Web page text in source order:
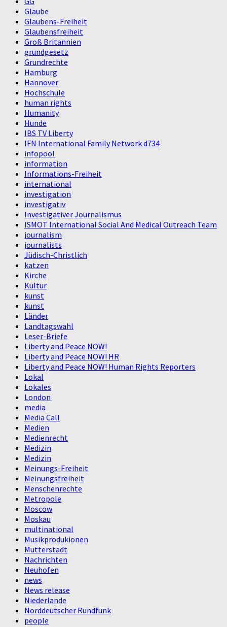
Glaube
Glaubens-Freiheit
Glaubensfreiheit
Groß Britannien
grundgesetz
Grundrechte
Hamburg
Hannover
Hochschule
human rights
Humanity
Hunde
IBS TV Liberty
IFN International Family Network d734
infopool
information
Informations-Freiheit
international
investigation
investigativ
Investigativer Journalismus
ISMOT International Social And Medical Outreach Team
journalism
journalists
Jüdisch-Christlich
katzen
Kirche
Kultur
kunst
kunst
Länder
Landtagswahl
Leser-Briefe
Liberty and Peace NOW!
Liberty and Peace NOW! HR
Liberty and Peace NOW! Human Rights Reporters
Lokal
Lokales
London
media
Media Call
Medien
Medienrecht
Medizin
Medizin
Meinungs-Freiheit
Meinungsfreiheit
Menschenrechte
Metropole
Moscow
Moskau
multinational
Musikprodukionen
Mutterstadt
Nachrichten
Neuhofen
news
News release
Niederlande
Norddeutscher Rundfunk
people